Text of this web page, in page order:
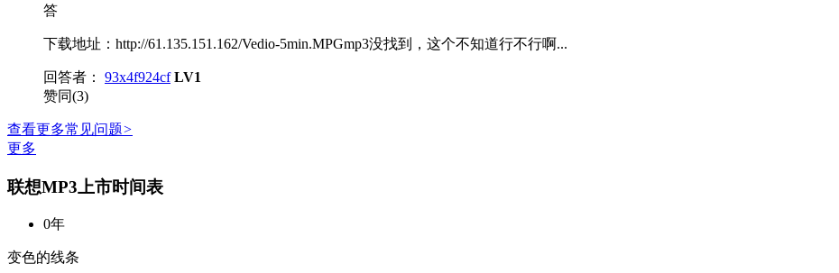
答
下载地址：http://61.135.151.162/Vedio-5min.MPGmp3没找到，这个不知道行不行啊...
回答者： 93x4f924cf LV1
赞同(3)
查看更多常见问题>
更多
联想MP3上市时间表
0年
变色的线条